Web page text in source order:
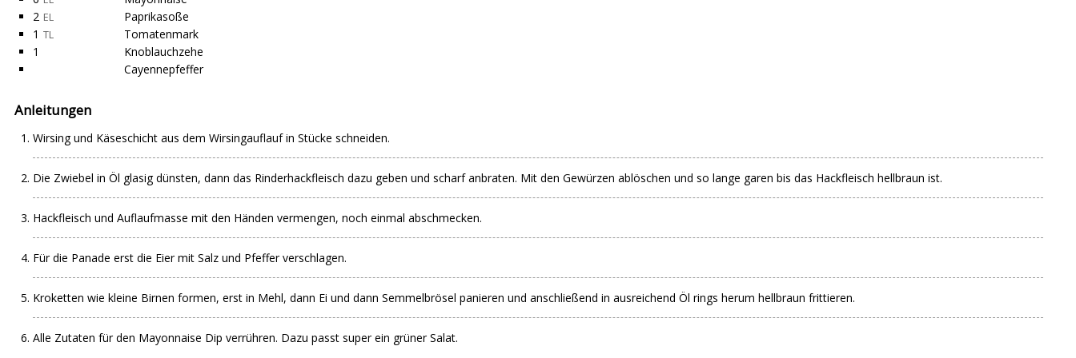
2 EL
Paprikasoße
1 TL
Tomatenmark
1
Knoblauchzehe
Cayennepfeffer
Anleitungen
Wirsing und Käseschicht aus dem Wirsingauflauf in Stücke schneiden.
Die Zwiebel in Öl glasig dünsten, dann das Rinderhackfleisch dazu geben und scharf anbraten. Mit den Gewürzen ablöschen und so lange garen bis das Hackfleisch hellbraun ist.
Hackfleisch und Auflaufmasse mit den Händen vermengen, noch einmal abschmecken.
Für die Panade erst die Eier mit Salz und Pfeffer verschlagen.
Kroketten wie kleine Birnen formen, erst in Mehl, dann Ei und dann Semmelbrösel panieren und anschließend in ausreichend Öl rings herum hellbraun frittieren.
Alle Zutaten für den Mayonnaise Dip verrühren. Dazu passt super ein grüner Salat.